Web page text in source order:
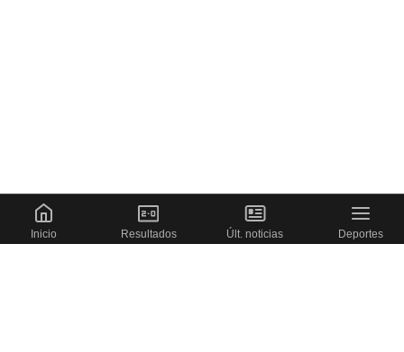
Inicio Resultados Últ. noticias Deportes